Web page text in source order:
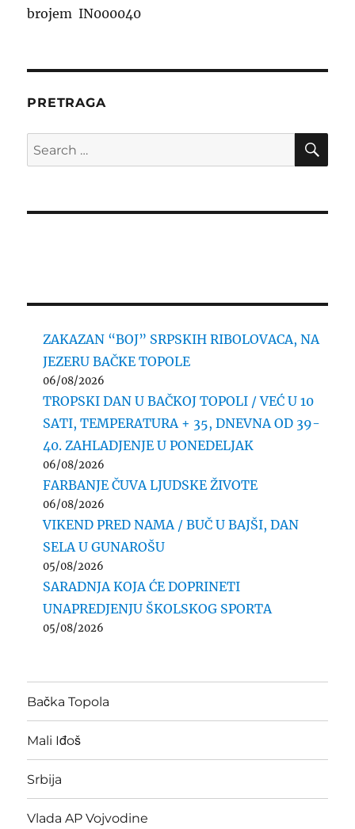
brojem IN000040
PRETRAGA
Search
for:
ZAKAZAN “BOJ” SRPSKIH RIBOLOVACA, NA
JEZERU BAČKE TOPOLE
06/08/2026
TROPSKI DAN U BAČKOJ TOPOLI / VEĆ U 10
SATI, TEMPERATURA + 35, DNEVNA OD 39-
40. ZAHLADJENJE U PONEDELJAK
06/08/2026
FARBANJE ČUVA LJUDSKE ŽIVOTE
06/08/2026
VIKEND PRED NAMA / BUČ U BAJŠI, DAN
SELA U GUNAROŠU
05/08/2026
SARADNJA KOJA ĆE DOPRINETI
UNAPREDJENJU ŠKOLSKOG SPORTA
05/08/2026
Bačka Topola
Mali Iđoš
Srbija
Vlada AP Vojvodine